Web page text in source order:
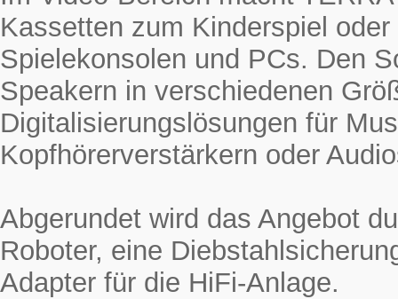
Kassetten zum Kinderspiel
Spielekonsolen und PCs. Den
Speakern in verschiedenen
Digitalisierungslösungen für
Kopfhörerverstärkern oder
Abgerundet wird das Angebot
Roboter, eine
Adapter für die HiFi-Anlage.